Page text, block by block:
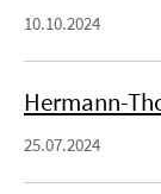
10.10.2024
Hermann-
25.07.2024